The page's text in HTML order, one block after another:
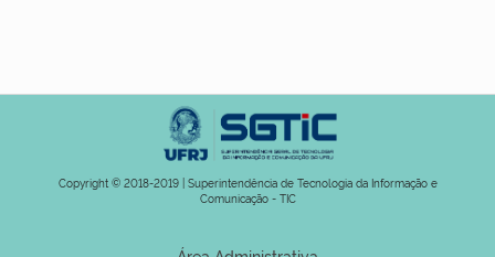
Copyright © 2018-2019 | Superintendência de Tecnologia da Informação e
Comunicação - TIC